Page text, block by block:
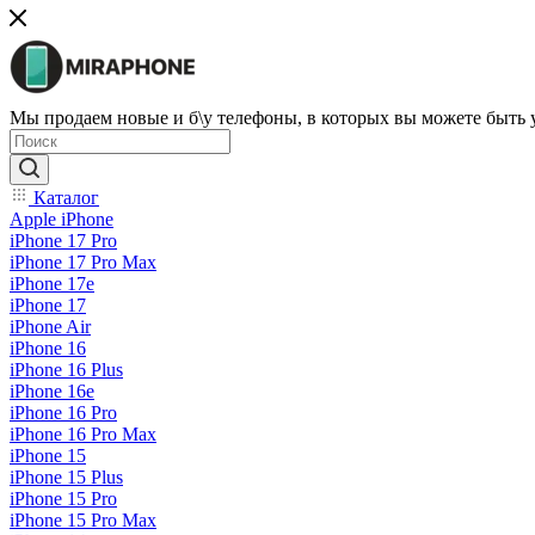
Мы продаем новые и б\у телефоны, в которых вы можете быть
Каталог
Apple iPhone
iPhone 17 Pro
iPhone 17 Pro Max
iPhone 17e
iPhone 17
iPhone Air
iPhone 16
iPhone 16 Plus
iPhone 16e
iPhone 16 Pro
iPhone 16 Pro Max
iPhone 15
iPhone 15 Plus
iPhone 15 Pro
iPhone 15 Pro Max